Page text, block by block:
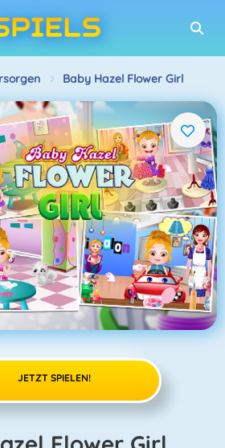
Baby Hazel Flower Girl
JETZT SPIELEN!